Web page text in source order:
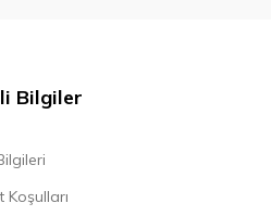
Bilgiler
Koşulları